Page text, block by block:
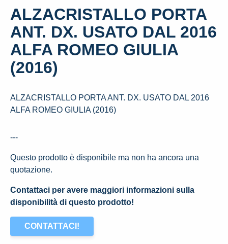
ALZACRISTALLO PORTA
ANT. DX. USATO DAL 2016
ALFA ROMEO GIULIA
(2016)
ALZACRISTALLO PORTA ANT. DX. USATO DAL 2016
ALFA ROMEO GIULIA (2016)
---
Questo prodotto è disponibile ma non ha ancora una
quotazione.
Contattaci per avere maggiori informazioni sulla
disponibilità di questo prodotto!
CONTATTACI!